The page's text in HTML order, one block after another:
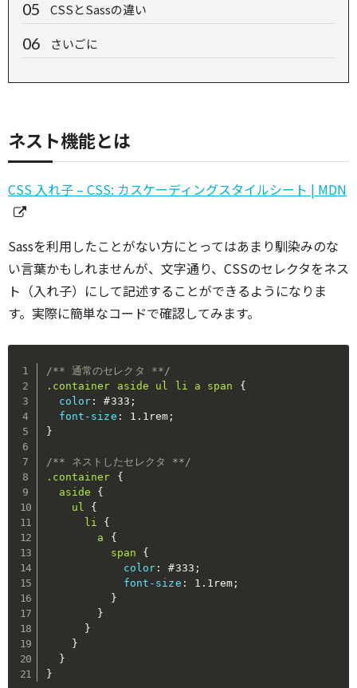
CSSとSassの違い
さいごに
ネスト機能とは
CSS 入れ子 – CSS: カスケーディングスタイルシート | MDN
Sassを利用したことがない方にとってはあまり馴染みのな
い言葉かもしれませんが、文字通り、CSSのセレクタをネス
ト（入れ子）にして記述することができるようになりま
す。実際に簡単なコードで確認してみます。
/** 通常のセレクタ **/
.container aside ul li a span
{
color : #333 ;
font-size : 1.1rem ;
}
/** ネストしたセレクタ **/
.container
{
aside
{
ul
{
li
{
a
{
span
{
color : #333 ;
font-size : 1.1rem ;
}
}
}
}
}
}